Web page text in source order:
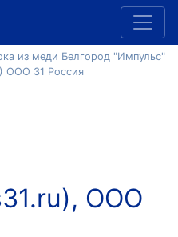
из меди Белгород "Импульс"
ООО 31 Россия
ООО